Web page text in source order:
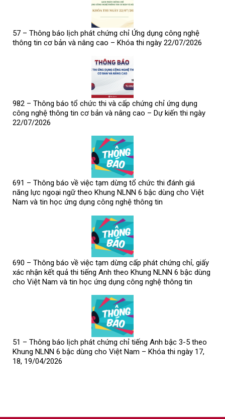
57 – Thông báo lịch phát chứng chỉ Ứng dụng công nghệ
thông tin cơ bản và nâng cao – Khóa thi ngày 22/07/2026
982 – Thông báo tổ chức thi và cấp chứng chỉ ứng dụng
công nghệ thông tin cơ bản và nâng cao – Dự kiến thi ngày
22/07/2026
691 – Thông báo về việc tạm dừng tổ chức thi đánh giá
năng lực ngoại ngữ theo Khung NLNN 6 bậc dùng cho Việt
Nam và tin học ứng dụng công nghệ thông tin
690 – Thông báo về việc tạm dừng cấp phát chứng chỉ, giấy
xác nhận kết quả thi tiếng Anh theo Khung NLNN 6 bậc dùng
cho Việt Nam và tin học ứng dụng công nghệ thông tin
51 – Thông báo lịch phát chứng chỉ tiếng Anh bậc 3-5 theo
Khung NLNN 6 bậc dùng cho Việt Nam – Khóa thi ngày 17,
18, 19/04/2026